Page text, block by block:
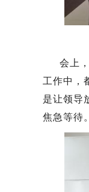
会上
工作中，
是让领导
焦急等待